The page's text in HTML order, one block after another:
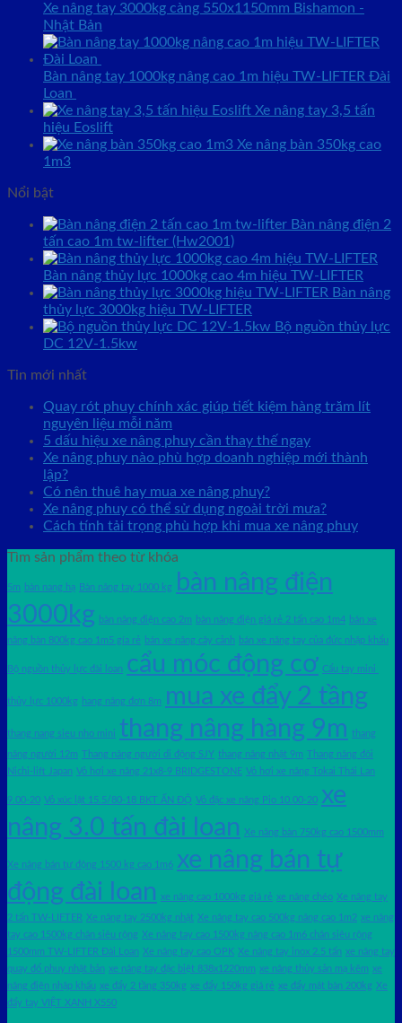
Xe nâng tay 3000kg càng 550x1150mm Bishamon -
Nhật Bản
Bàn nâng tay 1000kg nâng cao 1m hiệu TW-LIFTER Đài
Loan
Xe nâng tay 3,5 tấn
hiệu Eoslift
Xe nâng bàn 350kg cao
1m3
Nổi bật
Bàn nâng điện 2
tấn cao 1m tw-lifter (Hw2001)
Bàn nâng thủy lực 1000kg cao 4m hiệu TW-LIFTER
Bàn nâng
thủy lực 3000kg hiệu TW-LIFTER
Bộ nguồn thủy lực
DC 12V-1.5kw
Tin mới nhất
Quay rót phuy chính xác giúp tiết kiệm hàng trăm lít
nguyên liệu mỗi năm
5 dấu hiệu xe nâng phuy cần thay thế ngay
Xe nâng phuy nào phù hợp doanh nghiệp mới thành
lập?
Có nên thuê hay mua xe nâng phuy?
Xe nâng phuy có thể sử dụng ngoài trời mưa?
Cách tính tải trọng phù hợp khi mua xe nâng phuy
Tìm sản phẩm theo từ khóa
5m bàn nang hạ Bàn nâng tay 1000 kg
bàn nâng điện
3000kg
bàn nâng điện cao 2m bàn nâng điện giá rẻ 2 tấn cao 1m4 bán xe
nâng bàn 800kg cao 1m5 gía rẻ bán xe nâng cây cảnh bán xe nâng tay của đức nhập khẩu
Bộ nguồn thủy lực đài loan cẩu móc động cơ Cẩu tay mini
thủy lực 1000kg hang nâng đơn 8m mua xe đẩy 2 tầng
thang nang sieu nho mini thang nâng hàng 9m thang
nâng người 12m Thang nâng người di động SJY thang nâng nhật 9m Thang nâng đôi
Nichi-lift Japan Vỏ hơi xe nâng 21x8-9 BRIDGESTONE Vỏ hơi xe nâng Tokai Thái Lan
9.00-20 Vỏ xúc lật 15.5/80-18 BKT ẤN ĐỘ Vỏ đặc xe nâng Pio 10.00-20 xe
nâng 3.0 tấn đài loan Xe nâng bàn 750kg cao 1500mm
Xe nâng bán tự động 1500 kg cao 1m6 xe nâng bán tự
động đài loan xe nâng cao 1000kg giá rẻ xe nâng chéo Xe nâng tay
2 tấn TW-LIFTER Xe nâng tay 2500kg nhật Xe nâng tay cao 500kg nâng cao 1m2 xe nâng
tay cao 1500kg chân siêu rộng Xe nâng tay cao 1500kg nâng cao 1m6 chân siêu rộng
1500mm TW-LIFTER Đài Loan Xe nâng tay cao OPK Xe nâng tay inox 2.5 tấn xe nâng tay
quay đổ phuy nhật bản xe nâng tay đặc biệt 838x1220mm xe nâng thủy sản mạ kẽm xe
nâng điện nhập khấu xe đẩy 2 tầng 350kg xe đẩy 150kg giá rẻ xe đẩy mặt bàn 200kg Xe
đẩy tay VIỆT XANH X550